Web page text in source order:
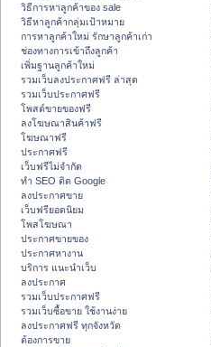
วิธีการหาลูกค้าของ sale
วิธีหาลูกค้ากลุ่มเป้าหมาย
การหาลูกค้าใหม่ รักษาลูกค้าเก่า
ช่องทางการเข้าถึงลูกค้า
เพิ่มฐานลูกค้าใหม่
รวมเว็บลงประกาศฟรี ล่าสุด
รวมเว็บประกาศฟรี
โพสต์ขายของฟรี
ลงโฆษณาสินค้าฟรี
โฆษณาฟรี
ประกาศฟรี
เว็บฟรีไม่จำกัด
ทำ SEO ติด Google
ลงประกาศขาย
เว็บฟรียอดนิยม
โพสโฆษณา
ประกาศขายของ
ประกาศหางาน
บริการ แนะนำเว็บ
ลงประกาศ
รวมเว็บประกาศฟรี
รวมเว็บซื้อขาย ใช้งานง่าย
ลงประกาศฟรี ทุกจังหวัด
ต้องการขาย